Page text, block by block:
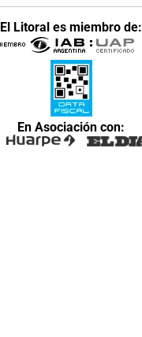
El Litoral es miembro de:
En Asociación con: